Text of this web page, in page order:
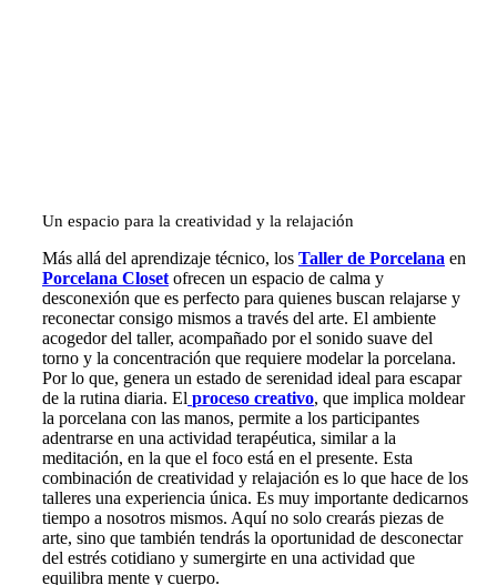
Un espacio para la creatividad y la relajación
Más allá del aprendizaje técnico, los Taller de Porcelana en
Porcelana Closet ofrecen un espacio de calma y
desconexión que es perfecto para quienes buscan relajarse y
reconectar consigo mismos a través del arte. El ambiente
acogedor del taller, acompañado por el sonido suave del
torno y la concentración que requiere modelar la porcelana.
Por lo que, genera un estado de serenidad ideal para escapar
de la rutina diaria. El proceso creativo, que implica moldear
la porcelana con las manos, permite a los participantes
adentrarse en una actividad terapéutica, similar a la
meditación, en la que el foco está en el presente. Esta
combinación de creatividad y relajación es lo que hace de los
talleres una experiencia única. Es muy importante dedicarnos
tiempo a nosotros mismos. Aquí no solo crearás piezas de
arte, sino que también tendrás la oportunidad de desconectar
del estrés cotidiano y sumergirte en una actividad que
equilibra mente y cuerpo.